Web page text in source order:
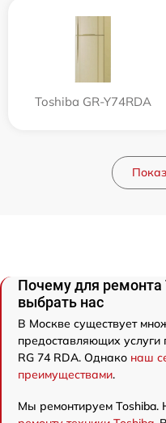
Toshiba GR-Y74RDA
Почему для ремонта
выбрать нас
В Москве существует
предоставляющих услуги
RG 74 RDA. Однако наш
преимуществами.
Мы ремонтируем Toshiba.